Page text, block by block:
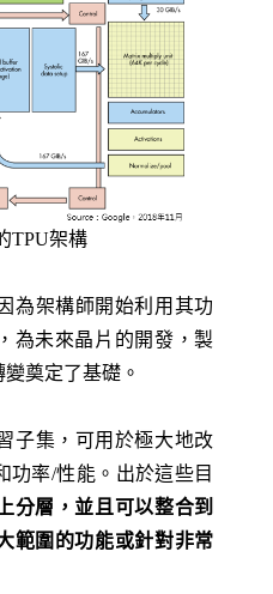
TPU架構
為架構師開始利用其功
為未來晶片的開發，製
奠定了基礎。
子集，可用於極大地改
功率/性能。出於這些目
分層，並且可以整合到
範圍的功能或針對非常